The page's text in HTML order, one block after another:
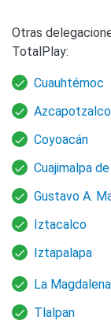
Otras
TotalPlay:
Cuauhtémoc
Azcapotzalco
Coyoacán
Cuajimalpa
Gustavo A.
Iztacalco
Iztapalapa
La
Tlalpan